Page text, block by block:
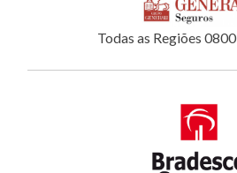
Todas as Regiões